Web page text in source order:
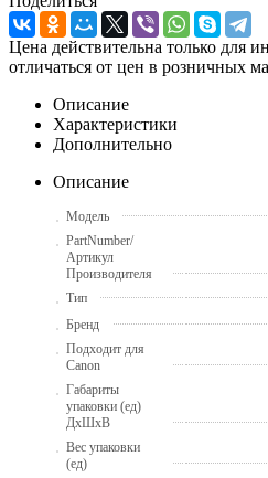
Цена действительна только для
отличаться от цен в розничных
Описание
Характеристики
Дополнительно
Описание
Модель
PartNumber/
Артикул
Производителя
Тип
Бренд
Подходит для
Canon
Габариты
упаковки (ед)
ДхШхВ
Вес упаковки
(ед)